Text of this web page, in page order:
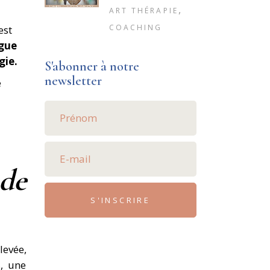
une
ART THÉRAPIE ,
COACHING
S'abonner à notre
newsletter
S'INSCRIRE